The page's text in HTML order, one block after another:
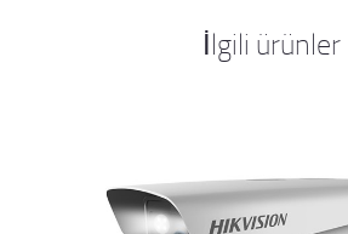
İlgili ürünler